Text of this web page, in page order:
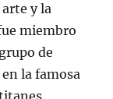
y la
miembro
de
la famosa